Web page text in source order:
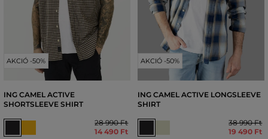
AKCIÓ -50%
ING CAMEL ACTIVE
SHORTSLEEVE SHIRT
28 990 Ft
14 490 Ft
AKCIÓ -50%
ING CAMEL ACTIVE LONGSLEEVE
SHIRT
38 990 Ft
19 490 Ft